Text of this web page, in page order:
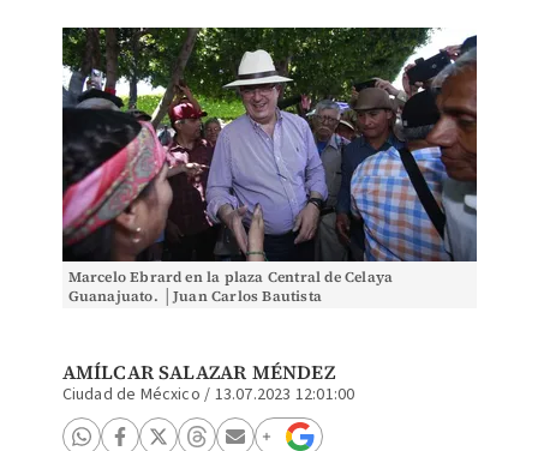
Marcelo Ebrard en la plaza Central de Celaya
Guanajuato. │Juan Carlos Bautista
AMÍLCAR SALAZAR MÉNDEZ
Ciudad de Mécxico / 13.07.2023 12:01:00